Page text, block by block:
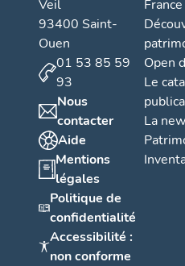
Veil
93400 Saint-
Ouen
01 53 85 59
93
Nous
contacter
Aide
Mentions
légales
Politique de
confidentialité
Accessibilité :
non conforme
France
Open
Le
La